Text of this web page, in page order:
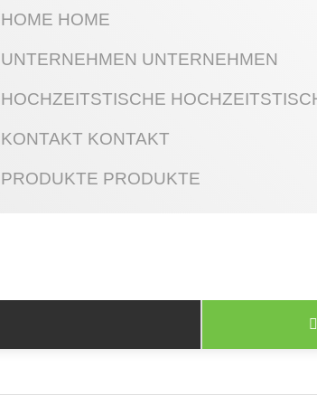
HOME HOME
UNTERNEHMEN UNTERNEHMEN
HOCHZEITSTISCHE
KONTAKT KONTAKT
PRODUKTE PRODUKTE